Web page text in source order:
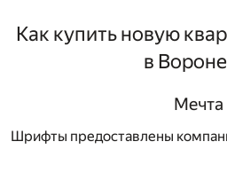
Как купить новую
в
Мечта
Шрифты предоставлены